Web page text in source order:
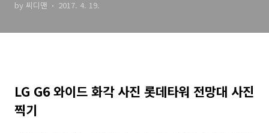
by 씨디맨 2017. 4. 19.
LG G6 와이드 화각 사진 롯데타워 전망대 사진
찍기